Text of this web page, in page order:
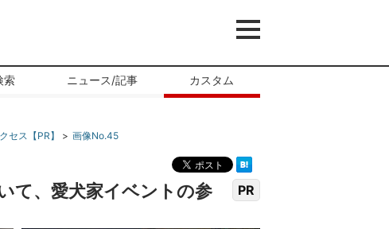
索 ニュース/記事 カスタム
ス【PR】
画像No.45
PR
て、愛犬家イベントの参